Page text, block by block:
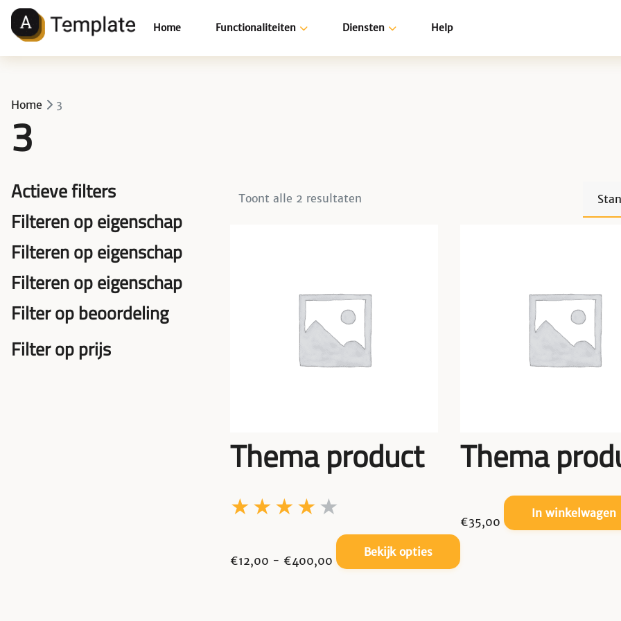
Home Functionaliteiten
MODULES OVER ONS
Diensten Help
Home 3
3
Actieve filters
Filteren op eigenschap
Filteren op eigenschap
Filteren op eigenschap
Filter op beoordeling
Filter op prijs
Toont alle 2 resultaten
Thema product
€12,00 - €400,00
Prijsklasse:
€12,00
Bekijk opties
Dit
product
Thema
€35,00
In winkelwagen